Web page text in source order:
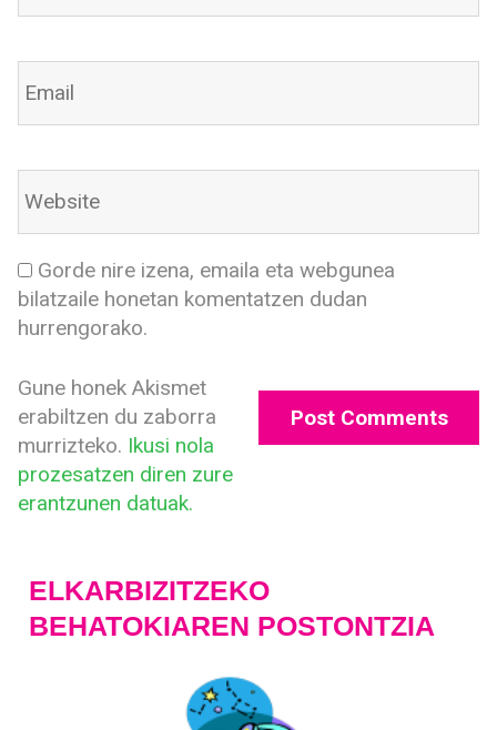
Gorde nire izena, emaila eta webgunea
bilatzaile honetan komentatzen dudan
hurrengorako.
Gune honek Akismet
erabiltzen du zaborra
murrizteko. Ikusi nola
prozesatzen diren zure
erantzunen datuak.
ELKARBIZITZEKO
BEHATOKIAREN POSTONTZIA